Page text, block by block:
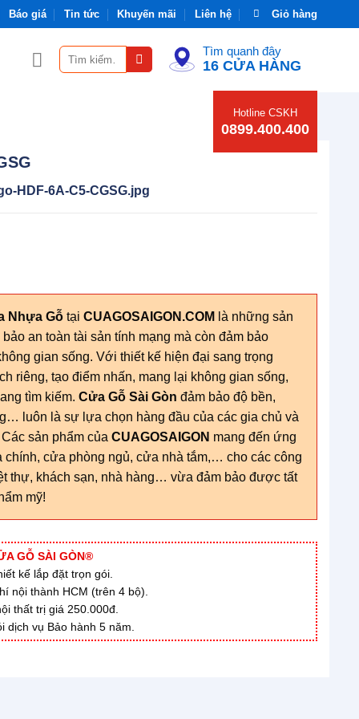
Báo giá Tin tức Khuyến mãi Liên hệ Giỏ hàng
Tìm
kiếm:
Tìm quanh đây
16 CỬA HÀNG
Hotline CSKH
0899.400.400
HDF-6A-C5-CGSG.jpg
Nhựa Gỗ tại CUAGOSAIGON.COM là những sản
an toàn tài sản tính mạng mà còn đảm bảo
gian sống. Với thiết kế hiện đại sang trọng
riêng, tạo điểm nhấn, mang lại không gian sống,
tìm kiếm. Cửa Gỗ Sài Gòn đảm bảo độ bền,
luôn là sự lựa chọn hàng đầu của các gia chủ và
sản phẩm của CUAGOSAIGON mang đến ứng
chính, cửa phòng ngủ, cửa nhà tắm,… cho các công
thự, khách sạn, nhà hàng… vừa đảm bảo được tất
mỹ!
GỖ SÀI GÒN®
kế lắp đặt trọn gói.
nội thành HCM (trên 4 bộ).
thất trị giá 250.000đ.
dịch vụ Bảo hành 5 năm.